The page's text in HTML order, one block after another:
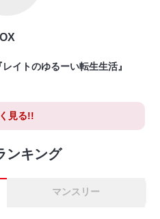
OX
イトのゆるーい転生生活』
見る!!
ンキング
マンスリー